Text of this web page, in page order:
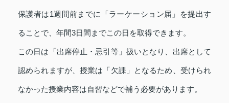
保護者は1週間前までに「ラーケーション届」を提出す
ることで、年間3日間までこの日を取得できます。
この日は「出席停止・忌引等」扱いとなり、出席として
認められますが、授業は「欠課」となるため、受けられ
なかった授業内容は自習などで補う必要があります。